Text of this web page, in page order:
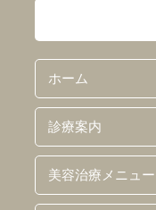
ホーム
診療案内
美容治療メニュー